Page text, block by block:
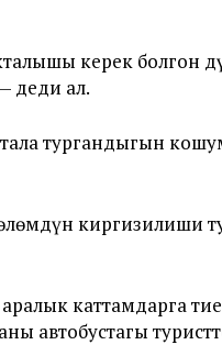
керек болгон
деди ал.
тургандыгын
киргизилиши
каттамдарга
автобустагы